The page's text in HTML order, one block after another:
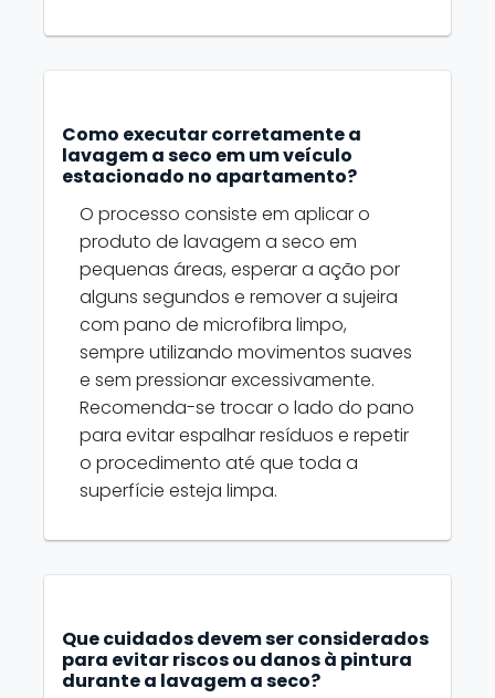
Como executar corretamente a
lavagem a seco em um veículo
estacionado no apartamento?
O processo consiste em aplicar o
produto de lavagem a seco em
pequenas áreas, esperar a ação por
alguns segundos e remover a sujeira
com pano de microfibra limpo,
sempre utilizando movimentos suaves
e sem pressionar excessivamente.
Recomenda-se trocar o lado do pano
para evitar espalhar resíduos e repetir
o procedimento até que toda a
superfície esteja limpa.
Que cuidados devem ser considerados
para evitar riscos ou danos à pintura
durante a lavagem a seco?